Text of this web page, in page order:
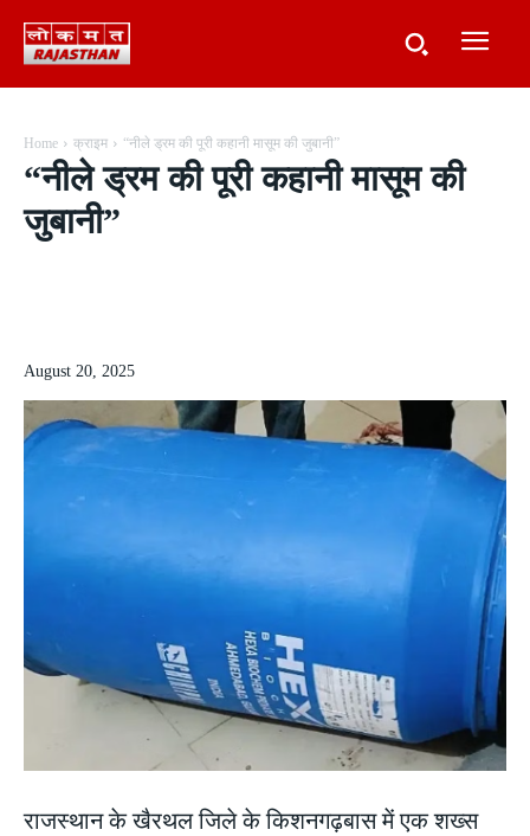
Home क्राइम “नीले ड्रम की पूरी कहानी मासूम की जुबानी”
“नीले ड्रम की पूरी कहानी मासूम की
जुबानी”
August 20, 2025
राजस्थान के खैरथल जिले के किशनगढ़बास में एक शख्स